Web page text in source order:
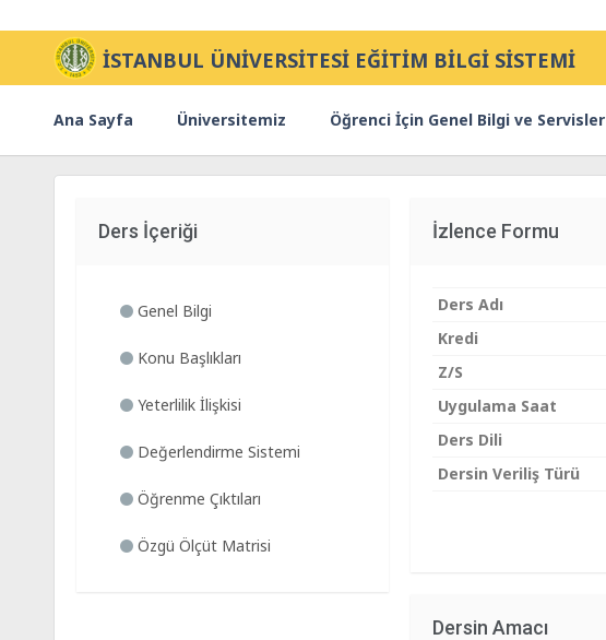
İSTANBUL ÜNİVERSİTESİ EĞİTİM BİLGİ SİSTEMİ
Ana Sayfa Üniversitemiz Öğrenci İçin Genel Bilgi ve Servisler
Ders İçeriği
Genel Bilgi
Konu Başlıkları
Yeterlilik İlişkisi
Değerlendirme Sistemi
Öğrenme Çıktıları
Özgü Ölçüt Matrisi
İzlence Formu
Ders Adı
Kredi
Z/S
Uygulama Saat
Ders Dili
Dersin Veriliş Türü
Dersin Amacı